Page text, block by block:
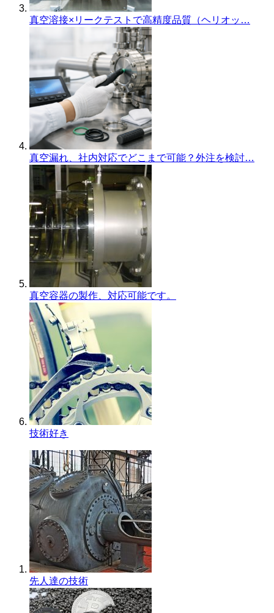
真空溶接×リークテストで高精度品質（ヘリオッ…
真空漏れ、社内対応でどこまで可能？外注を検討…
真空容器の製作、対応可能です。
技術好き
先人達の技術